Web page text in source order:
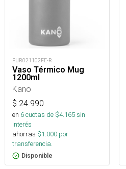
PUR021102FE-R
Vaso Térmico Mug
1200ml
Kano
$ 24.990
en 6cuotas de $4.165sin
interés
ahorras $1.000 por
transferencia.
Disponible